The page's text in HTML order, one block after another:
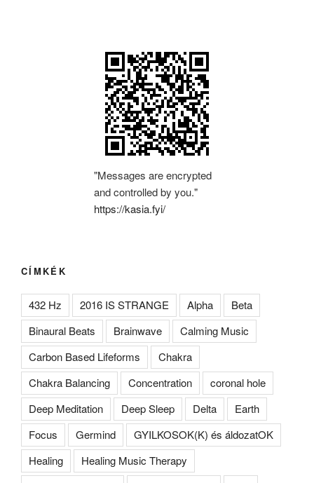
"Messages are encrypted
and controlled by you."
https://kasia.fyi/
CÍMKÉK
432 Hz 2016 IS STRANGE Alpha
Beta
Binaural Beats
Brainwave
Calming Music
Carbon Based Lifeforms
Chakra
Chakra Balancing
Concentration
coronal hole
Deep Meditation
Deep Sleep Delta
Earth
Focus
Germind
GYILKOSOK(K) és áldozatOK
Healing
Healing Music Therapy